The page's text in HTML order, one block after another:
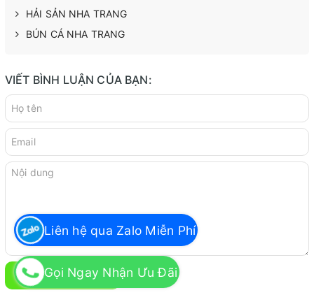
HẢI SẢN NHA TRANG
BÚN CÁ NHA TRANG
VIẾT BÌNH LUẬN CỦA BẠN:
GỬI BÌNH LUẬN
Gọi Ngay Nhận Ưu Đãi
Liên hệ qua Zalo Miễn Phí